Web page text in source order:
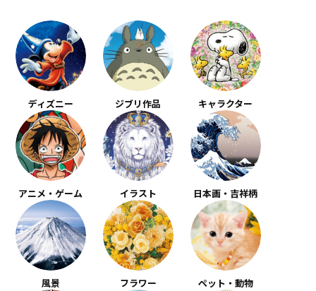
ディズニー ジブリ作品 キャラクター
アニメ・ゲーム イラスト 日本画・吉祥柄
風景 フラワー ペット・動物